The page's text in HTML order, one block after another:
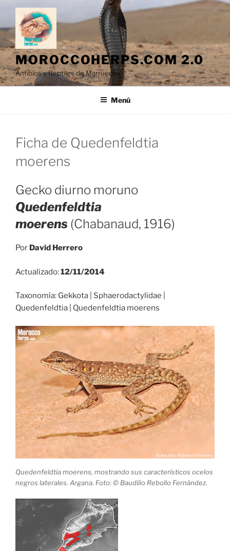
Saltar
contenido
MOROCCOHERPS.COM 2.0
Anfibios y Reptiles de Marruecos
Menú
Ficha de Quedenfeldtia
moerens
Gecko diurno moruno
Quedenfeldtia
moerens (Chabanaud, 1916)
Por David Herrero
Actualizado:12/11/2014
Taxonomía: Gekkota | Sphaerodactylidae |
Quedenfeldtia | Quedenfeldtia moerens
Quedenfeldtia moerens, mostrando sus característicos ocelos
negros laterales. Argana. Foto: © Baudilio Rebollo Fernández.